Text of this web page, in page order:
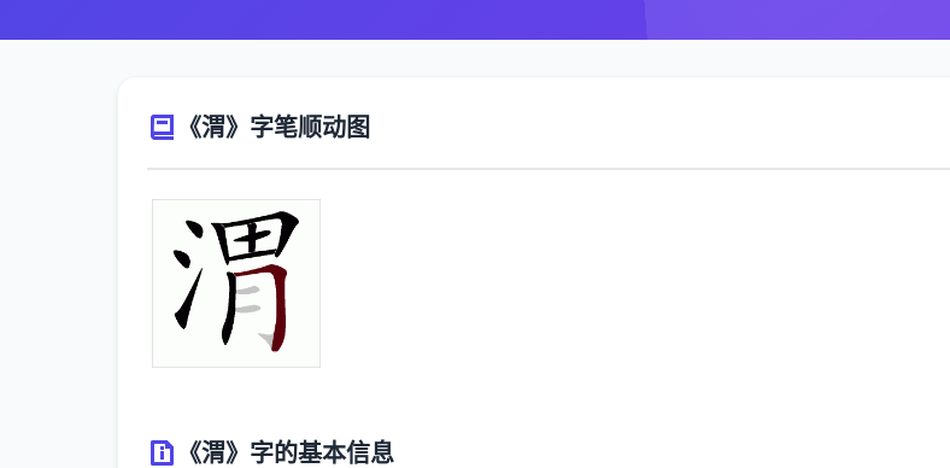
《渭》字笔顺动图
《渭》字的基本信息